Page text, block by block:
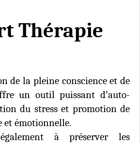
Thérapie
de la pleine conscience et de
un outil puissant d’auto-
du stress et promotion de
et émotionnelle.
à préserver les